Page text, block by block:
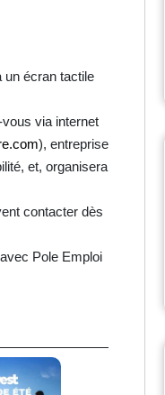
un écran tactile
via internet
), entreprise
et, organisera
contacter dès
Pole Emploi